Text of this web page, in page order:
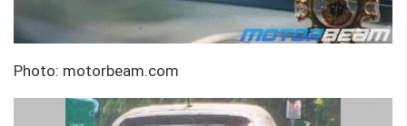
Photo: motorbeam.com